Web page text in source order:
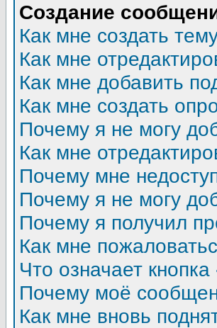
Создание
Как мне создать
Как мне
Как мне добавить
Как мне создать
Почему я не могу
Как мне
Почему мне
Почему я не могу
Почему я получил
Как мне
Что означает
Почему моё
Как мне вновь